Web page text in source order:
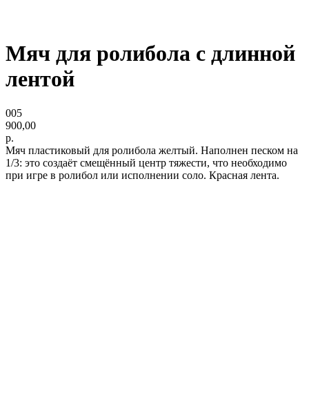
Мяч для ролибола с длинной
лентой
005
900,00
р.
Мяч пластиковый для ролибола желтый. Наполнен песком на
1/3: это создаёт смещённый центр тяжести, что необходимо
при игре в ролибол или исполнении соло. Красная лента.